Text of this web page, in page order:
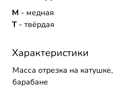
М - медная
Т - твёрдая
Характеристики
Масса отрезка на катушке,
барабане